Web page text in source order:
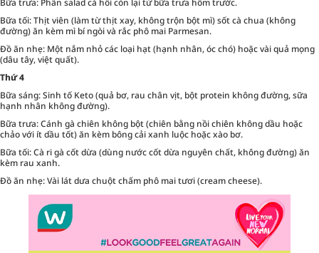
Bữa trưa: Phần salad cá hồi còn lại từ bữa trưa hôm trước.
Bữa tối: Thịt viên (làm từ thịt xay, không trộn bột mì) sốt cà chua (không
đường) ăn kèm mì bí ngòi và rắc phô mai Parmesan.
Đồ ăn nhẹ: Một nắm nhỏ các loại hạt (hạnh nhân, óc chó) hoặc vài quả mọng
(dâu tây, việt quất).
Thứ 4
Bữa sáng: Sinh tố Keto (quả bơ, rau chân vịt, bột protein không đường, sữa
hạnh nhân không đường).
Bữa trưa: Cánh gà chiên không bột (chiên bằng nồi chiên không dầu hoặc
chảo với ít dầu tốt) ăn kèm bông cải xanh luộc hoặc xào bơ.
Bữa tối: Cà ri gà cốt dừa (dùng nước cốt dừa nguyên chất, không đường) ăn
kèm rau xanh.
Đồ ăn nhẹ: Vài lát dưa chuột chấm phô mai tươi (cream cheese).